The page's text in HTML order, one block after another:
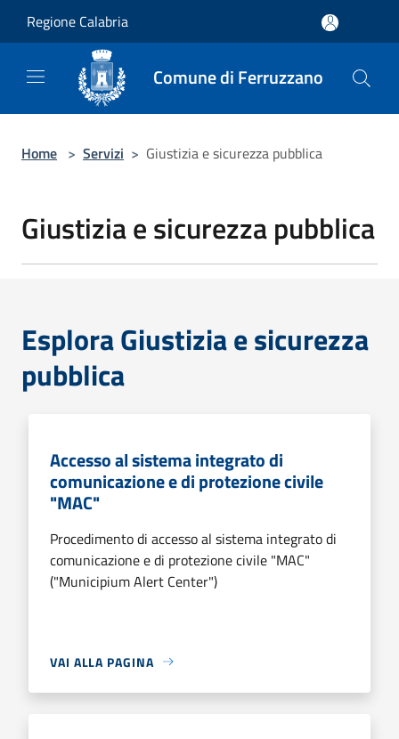
Regione Calabria
Comune di Ferruzzano
Home > Servizi > Giustizia e sicurezza pubblica
Giustizia e sicurezza pubblica
Esplora Giustizia e sicurezza
pubblica
Accesso al sistema integrato di
comunicazione e di protezione civile
"MAC"
Procedimento di accesso al sistema integrato di
comunicazione e di protezione civile "MAC"
("Municipium Alert Center")
VAI ALLA PAGINA